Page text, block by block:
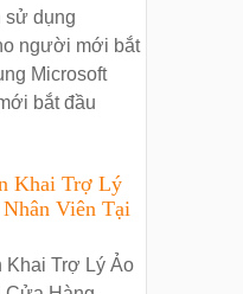
sử dụng
người mới bắt
Microsoft
bắt đầu
Khai Trợ Lý
Viên Tại
Khai Trợ Lý Ảo